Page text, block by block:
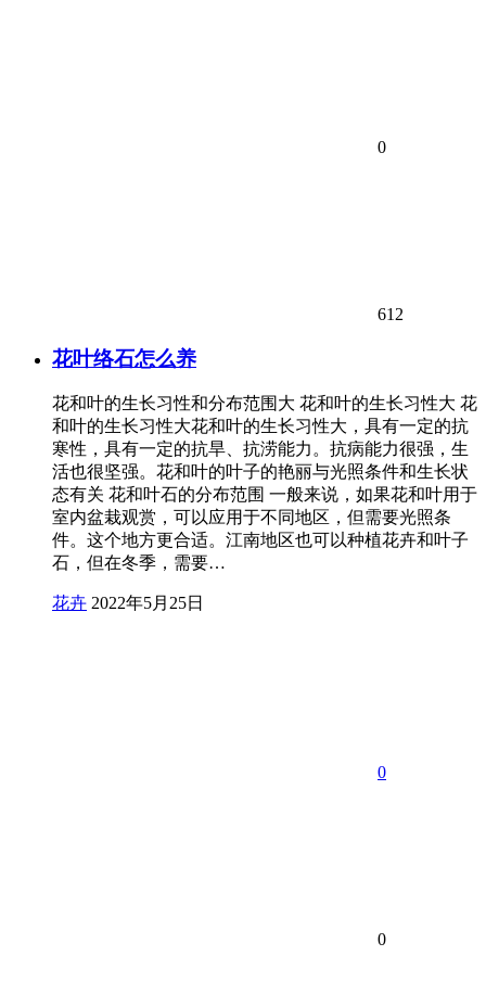
0
612
花叶络石怎么养
花和叶的生长习性和分布范围大 花和叶的生长习性大 花
和叶的生长习性大花和叶的生长习性大，具有一定的抗
寒性，具有一定的抗旱、抗涝能力。抗病能力很强，生
活也很坚强。花和叶的叶子的艳丽与光照条件和生长状
态有关 花和叶石的分布范围 一般来说，如果花和叶用于
室内盆栽观赏，可以应用于不同地区，但需要光照条
件。这个地方更合适。江南地区也可以种植花卉和叶子
石，但在冬季，需要…
花卉 2022年5月25日
0
0